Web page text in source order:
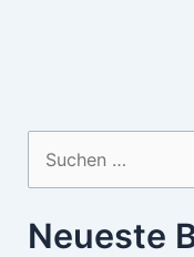
nach:
Neueste